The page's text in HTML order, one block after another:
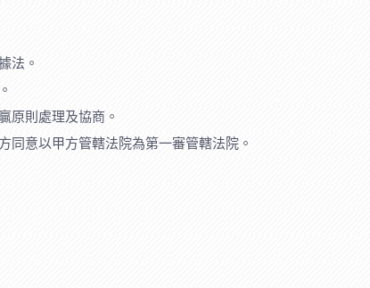
法。
原則處理及協商。
同意以甲方管轄法院為第一審管轄法院。